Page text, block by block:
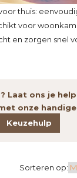
thuis:
voor
en zorgen snel
Laat ons je
onze
Keuzehulp
Sorteren op: